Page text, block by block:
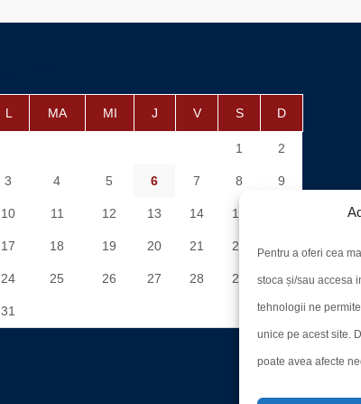
Pentru a oferi cea
stoca și/sau accesa
tehnologii ne
unice pe acest site.
poate avea afecte
L MA MI J V S D
1 2
3 4 5 6 7 8 9
10 11 12 13 14 15
17 18 19 20 21 22 23
24 25 26 27 28 29 30
31